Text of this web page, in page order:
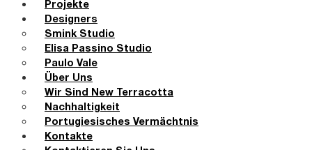
Projekte
Designers
Smink Studio
Elisa Passino Studio
Paulo Vale
Über Uns
Wir Sind New Terracotta
Nachhaltigkeit
Portugiesisches Vermächtnis
Kontakte